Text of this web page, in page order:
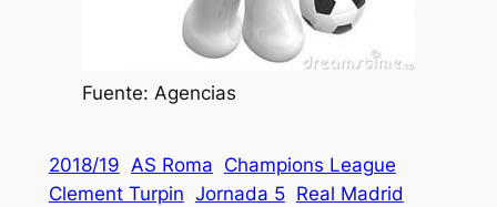
Fuente: Agencias
2018/19 AS Roma Champions League
Clement Turpin Jornada 5 Real Madrid